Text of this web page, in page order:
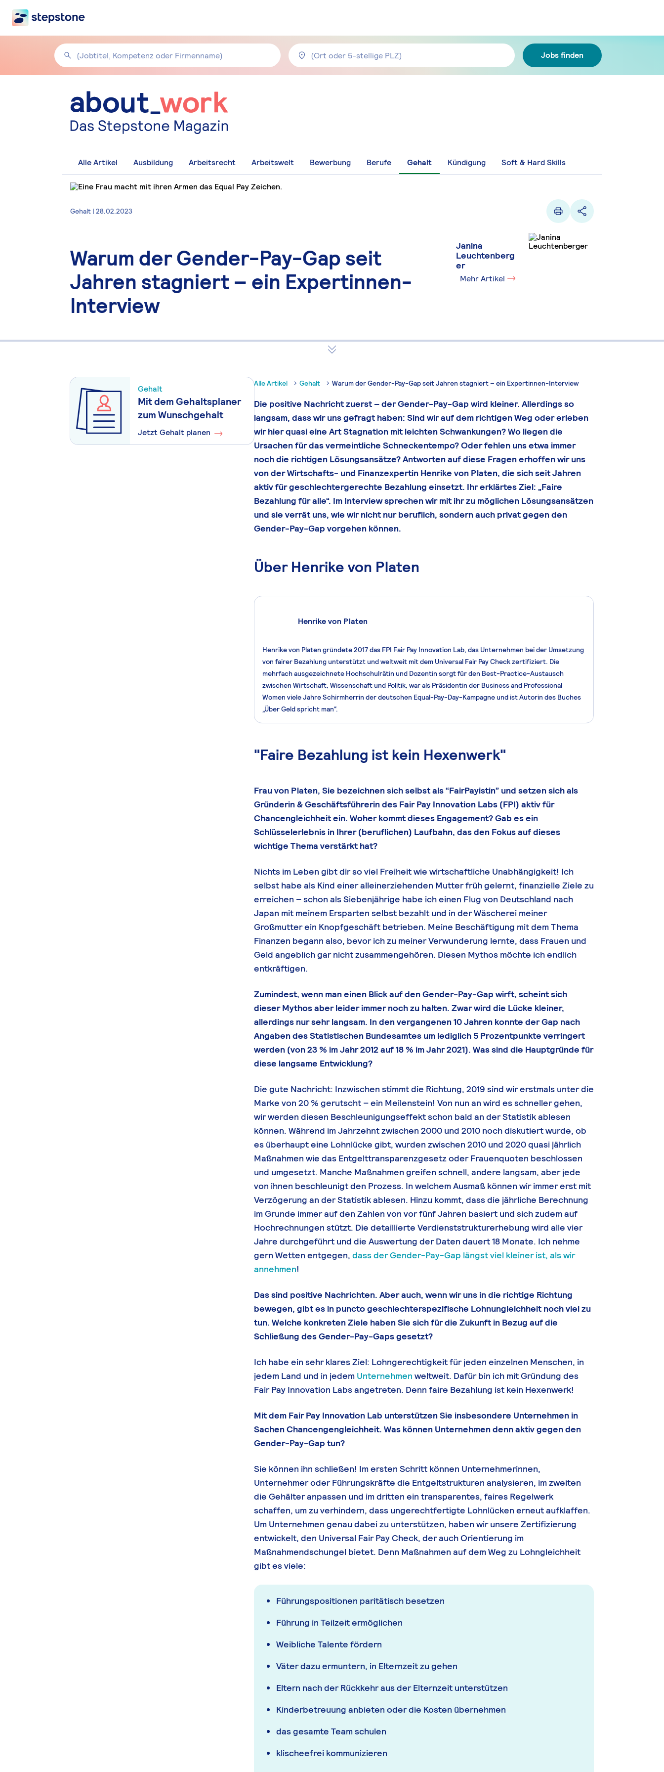
Jobs finden
Alle Artikel Ausbildung Arbeitsrecht Arbeitswelt Bewerbung Berufe Gehalt Kündigung Soft & Hard Skills
Gehalt | 28.02.2023
Warum der Gender-Pay-Gap seit
Jahren stagniert – ein Expertinnen-
Interview
Janina
Leuchtenberg
er
Mehr Artikel
Gehalt
Mit dem Gehaltsplaner
zum Wunschgehalt
Jetzt Gehalt planen
Alle Artikel Gehalt Warum der Gender-Pay-Gap seit Jahren stagniert – ein Expertinnen-Interview
Die positive Nachricht zuerst – der Gender-Pay-Gap wird kleiner. Allerdings so
langsam, dass wir uns gefragt haben: Sind wir auf dem richtigen Weg oder erleben
wir hier quasi eine Art Stagnation mit leichten Schwankungen? Wo liegen die
Ursachen für das vermeintliche Schneckentempo? Oder fehlen uns etwa immer
noch die richtigen Lösungsansätze? Antworten auf diese Fragen erhoffen wir uns
von der Wirtschafts- und Finanzexpertin Henrike von Platen, die sich seit Jahren
aktiv für geschlechtergerechte Bezahlung einsetzt. Ihr erklärtes Ziel: „Faire
Bezahlung für alle“. Im Interview sprechen wir mit ihr zu möglichen Lösungsansätzen
und sie verrät uns, wie wir nicht nur beruflich, sondern auch privat gegen den
Gender-Pay-Gap vorgehen können.
Über Henrike von Platen
Henrike von Platen
Henrike von Platen gründete 2017 das FPI Fair Pay Innovation Lab, das Unternehmen bei der Umsetzung
von fairer Bezahlung unterstützt und weltweit mit dem Universal Fair Pay Check zertifiziert. Die
mehrfach ausgezeichnete Hochschulrätin und Dozentin sorgt für den Best-Practice-Austausch
zwischen Wirtschaft, Wissenschaft und Politik, war als Präsidentin der Business and Professional
Women viele Jahre Schirmherrin der deutschen Equal-Pay-Day-Kampagne und ist Autorin des Buches
„Über Geld spricht man“.
"Faire Bezahlung ist kein Hexenwerk"
Frau von Platen, Sie bezeichnen sich selbst als “FairPayistin” und setzen sich als
Gründerin & Geschäftsführerin des Fair Pay Innovation Labs (FPI) aktiv für
Chancengleichheit ein. Woher kommt dieses Engagement? Gab es ein
Schlüsselerlebnis in Ihrer (beruflichen) Laufbahn, das den Fokus auf dieses
wichtige Thema verstärkt hat?
Nichts im Leben gibt dir so viel Freiheit wie wirtschaftliche Unabhängigkeit! Ich
selbst habe als Kind einer alleinerziehenden Mutter früh gelernt, finanzielle Ziele zu
erreichen – schon als Siebenjährige habe ich einen Flug von Deutschland nach
Japan mit meinem Ersparten selbst bezahlt und in der Wäscherei meiner
Großmutter ein Knopfgeschäft betrieben. Meine Beschäftigung mit dem Thema
Finanzen begann also, bevor ich zu meiner Verwunderung lernte, dass Frauen und
Geld angeblich gar nicht zusammengehören. Diesen Mythos möchte ich endlich
entkräftigen.
Zumindest, wenn man einen Blick auf den Gender-Pay-Gap wirft, scheint sich
dieser Mythos aber leider immer noch zu halten. Zwar wird die Lücke kleiner,
allerdings nur sehr langsam. In den vergangenen 10 Jahren konnte der Gap nach
Angaben des Statistischen Bundesamtes um lediglich 5 Prozentpunkte verringert
werden (von 23 % im Jahr 2012 auf 18 % im Jahr 2021). Was sind die Hauptgründe für
diese langsame Entwicklung?
Die gute Nachricht: Inzwischen stimmt die Richtung, 2019 sind wir erstmals unter die
Marke von 20 % gerutscht – ein Meilenstein! Von nun an wird es schneller gehen,
wir werden diesen Beschleunigungseffekt schon bald an der Statistik ablesen
können. Während im Jahrzehnt zwischen 2000 und 2010 noch diskutiert wurde, ob
es überhaupt eine Lohnlücke gibt, wurden zwischen 2010 und 2020 quasi jährlich
Maßnahmen wie das Entgelttransparenzgesetz oder Frauenquoten beschlossen
und umgesetzt. Manche Maßnahmen greifen schnell, andere langsam, aber jede
von ihnen beschleunigt den Prozess. In welchem Ausmaß können wir immer erst mit
Verzögerung an der Statistik ablesen. Hinzu kommt, dass die jährliche Berechnung
im Grunde immer auf den Zahlen von vor fünf Jahren basiert und sich zudem auf
Hochrechnungen stützt. Die detaillierte Verdienststrukturerhebung wird alle vier
Jahre durchgeführt und die Auswertung der Daten dauert 18 Monate. Ich nehme
gern Wetten entgegen, dass der Gender-Pay-Gap längst viel kleiner ist, als wir
annehmen!
Das sind positive Nachrichten. Aber auch, wenn wir uns in die richtige Richtung
bewegen, gibt es in puncto geschlechterspezifische Lohnungleichheit noch viel zu
tun. Welche konkreten Ziele haben Sie sich für die Zukunft in Bezug auf die
Schließung des Gender-Pay-Gaps gesetzt?
Ich habe ein sehr klares Ziel: Lohngerechtigkeit für jeden einzelnen Menschen, in
jedem Land und in jedem Unternehmen weltweit. Dafür bin ich mit Gründung des
Fair Pay Innovation Labs angetreten. Denn faire Bezahlung ist kein Hexenwerk!
Mit dem Fair Pay Innovation Lab unterstützen Sie insbesondere Unternehmen in
Sachen Chancengengleichheit. Was können Unternehmen denn aktiv gegen den
Gender-Pay-Gap tun?
Sie können ihn schließen! Im ersten Schritt können Unternehmerinnen,
Unternehmer oder Führungskräfte die Entgeltstrukturen analysieren, im zweiten
die Gehälter anpassen und im dritten ein transparentes, faires Regelwerk
schaffen, um zu verhindern, dass ungerechtfertigte Lohnlücken erneut aufklaffen.
Um Unternehmen genau dabei zu unterstützen, haben wir unsere Zertifizierung
entwickelt, den Universal Fair Pay Check, der auch Orientierung im
Maßnahmendschungel bietet. Denn Maßnahmen auf dem Weg zu Lohngleichheit
gibt es viele:
Führungspositionen paritätisch besetzen
Führung in Teilzeit ermöglichen
Weibliche Talente fördern
Väter dazu ermuntern, in Elternzeit zu gehen
Eltern nach der Rückkehr aus der Elternzeit unterstützen
Kinderbetreuung anbieten oder die Kosten übernehmen
das gesamte Team schulen
klischeefrei kommunizieren